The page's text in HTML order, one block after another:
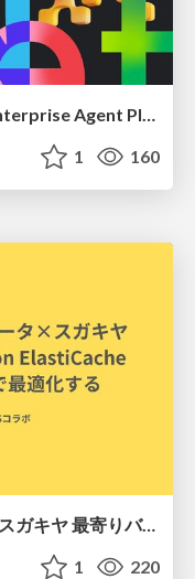
1 160
名古屋の市バスGTFS-JPデータ×スガキヤ 最寄りバス停検索をAmazon ElastiCache Serverless for Valkeyで最適化する
1 220